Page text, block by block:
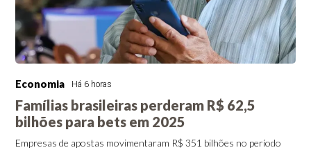
Economia Há 6 horas
Famílias brasileiras perderam R$ 62,5
bilhões para bets em 2025
Empresas de apostas movimentaram R$ 351 bilhões no período